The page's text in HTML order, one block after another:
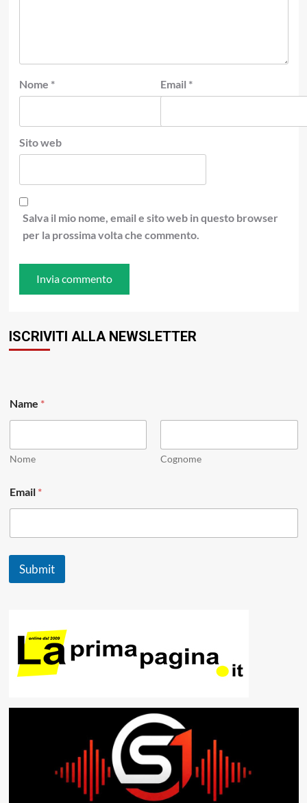
Nome * Email *
Sito web
Salva il mio nome, email e sito web in questo browser
per la prossima volta che commento.
ISCRIVITI ALLA NEWSLETTER
a
m
a
E
m
i
Name *
Nome Cognome
Email *
Submit